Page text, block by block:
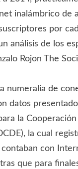
inalámbrico de
por
análisis de los
Rojon The
numeralia de
datos
la
la cual
contaban con
que para